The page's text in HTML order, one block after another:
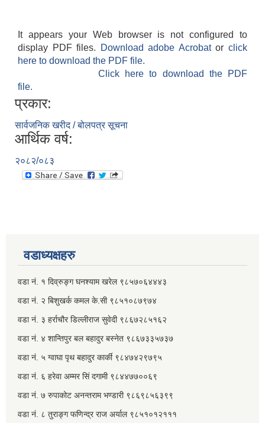
It appears your Web browser is not configured to
display PDF files.
Download adobe Acrobatorclick
here to download the PDF file.
Click here to download the PDF
file.
प्रकार:
सार्वजनिक खरीद / बोलपत्र सूचना
आर्थिक वर्ष:
२०८२/०८३
वडाध्यक्षहरु
वडा नं. १ दिव्रुङ्ग घनश्याम खरेल ९८५७०६४४४३
वडा नं. २ ‌‍बिशुखर्क कमल के.सी ९८५१०८७९७४
वडा नं. ३ हर्राचौर डिल्लीराज सुवेदी ९८६७२८५१६२
वडा नं. ४ शान्तिपुर बल बहादुर बस्नेत​ ९८६७३३५७३७
वडा नं. ५ ग्वाघा पृथ बहादुर कार्की ९८४७४२९७९५
वडा नं. ६ हरेवा अम्मर सिं दगामी​ ९८४४७७००६९
वडा नं. ७ ‌‍रुपाकोट अनन्तराम भण्डारी ९८६९८५६३९९
वडा नं. ८ तुराङ्ग फणिन्द्र राज अर्याल ९८५१०१२१११